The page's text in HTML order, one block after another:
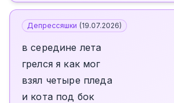
Депрессяшки (19.07.2026)
в середине лета
грелся я как мог
взял четыре пледа
и кота под бок